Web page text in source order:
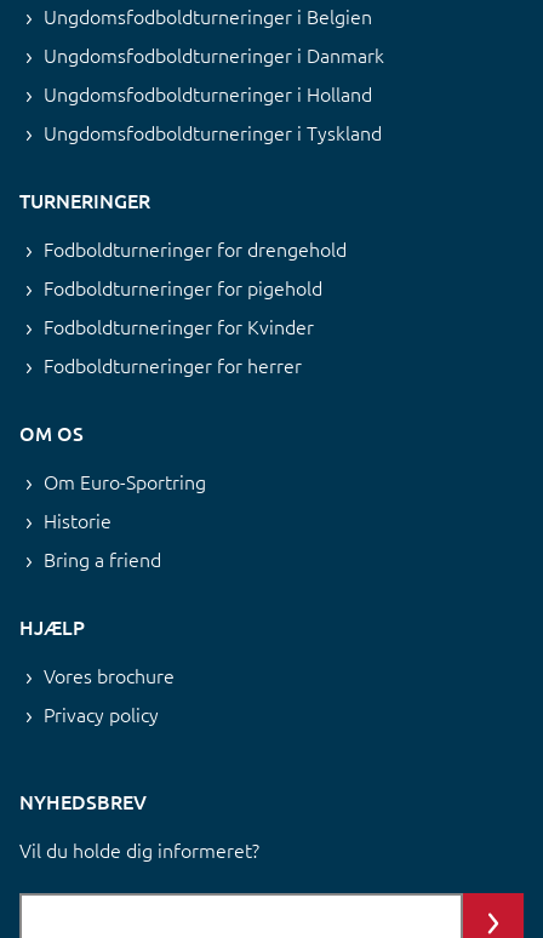
Ungdomsfodboldturneringer i Belgien
Ungdomsfodboldturneringer i Danmark
Ungdomsfodboldturneringer i Holland
Ungdomsfodboldturneringer i Tyskland
TURNERINGER
Fodboldturneringer for drengehold
Fodboldturneringer for pigehold
Fodboldturneringer for Kvinder
Fodboldturneringer for herrer
OM OS
Om Euro-Sportring
Historie
Bring a friend
HJÆLP
Vores brochure
Privacy policy
NYHEDSBREV
Vil du holde dig informeret?